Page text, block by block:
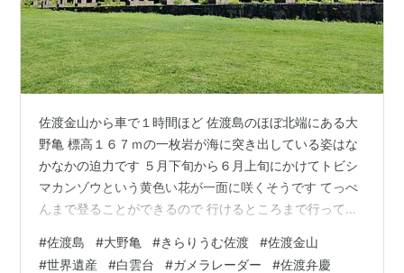
佐渡金山から車で１時間ほど 佐渡島のほぼ北端にある大
野亀 標高１６７ｍの一枚岩が海に突き出している姿はな
かなかの迫力です ５月下旬から６月上旬にかけてトビシ
マカンゾウという黄色い花が一面に咲くそうです てっぺ
んまで登ることができるので 行けるところまで行ってみ
の坂道です💦 大野亀中腹から見える二ツ亀 このあと行こ
#佐渡島 #大野亀 #きらりうむ佐渡 #佐渡金山
#世界遺産 #白雲台 #ガメラレーダー #佐渡弁慶